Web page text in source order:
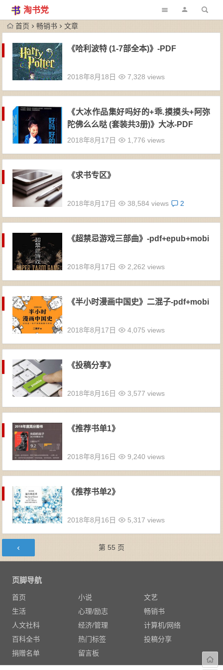
淘书党
首页 畅销书 文章
《哈利波特 (1-7部全本)》-PDF
2018年8月18日 7,328 views
《大冰作品集好吗好的+乖.摸摸头+阿弥
陀佛么么哒 (套装共3册)》大冰-PDF
2018年8月17日 1,776 views
《求书专区》
2018年8月17日 38,584 views 2
《超禁忌游戏三部曲》-pdf+epub+mobi
2018年8月17日 2,262 views
《半小时漫画中国史》二混子-pdf+mobi
2018年8月17日 4,075 views
《投稿分享》
2018年8月16日 3,577 views
《推荐书单1》
2018年8月16日 9,240 views
《推荐书单2》
2018年8月16日 5,317 views
文章导航 第 55 页
页脚导航
首页 小说
文艺
生活
心理/励志
畅销书
人文社科
经济/管理
计算机/网络
百科全书
热门标签
投稿分享
捐赠名单
留言板